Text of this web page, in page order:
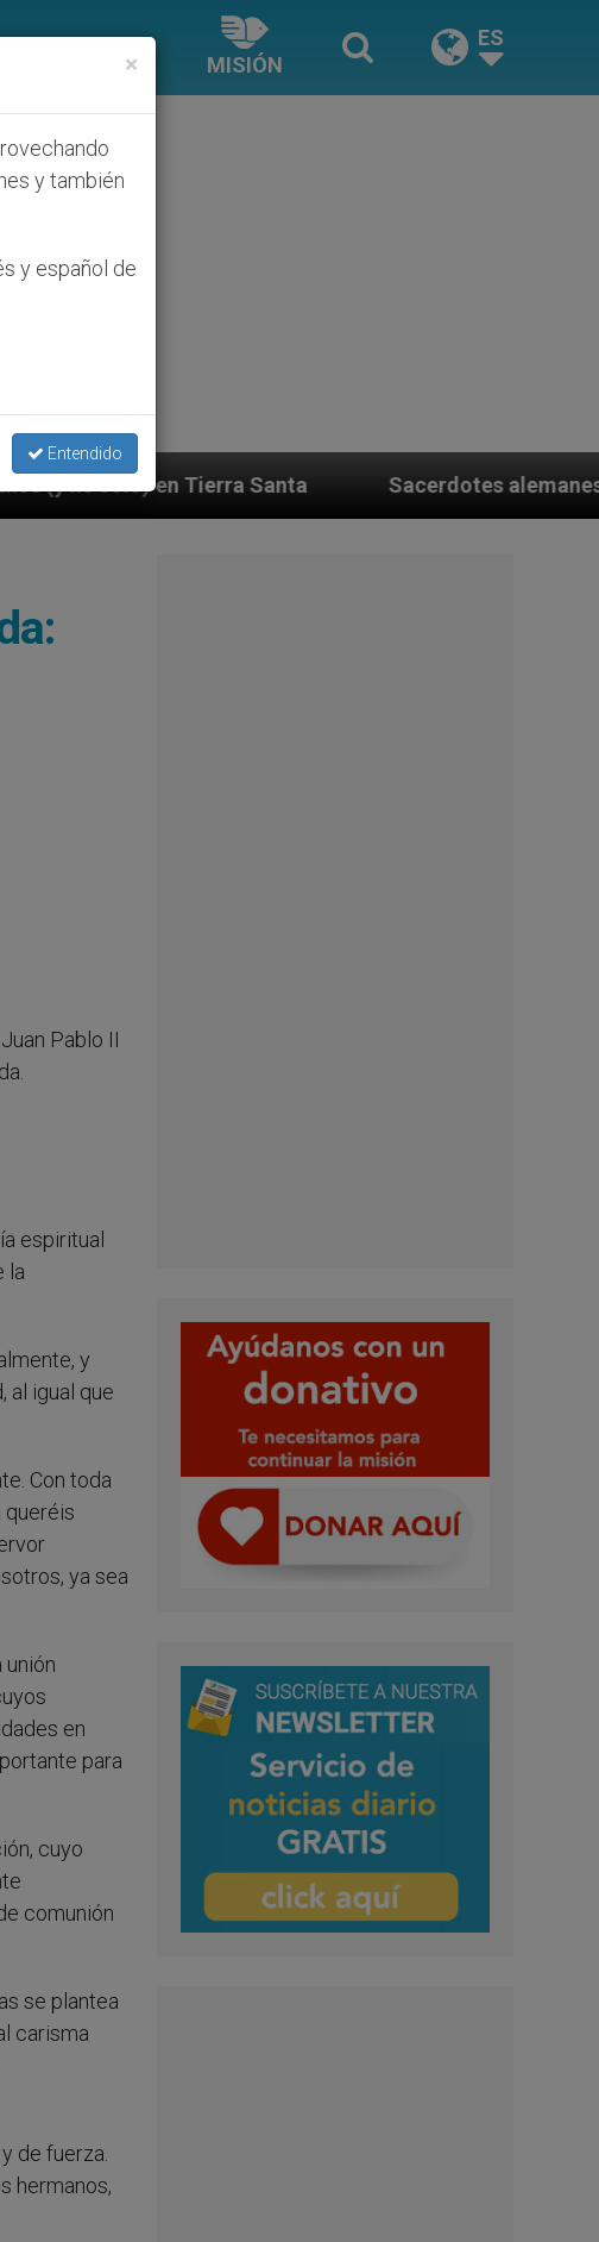
MISIÓN
ES
Santa Sacerdotes alemanes fieles al Papa
Pablo II
espiritual
la
y
al igual que
Con toda
queréis
ya sea
en
para
cuyo
comunión
se plantea
carisma
de fuerza.
hermanos,
×
y también
y español de
Entendido